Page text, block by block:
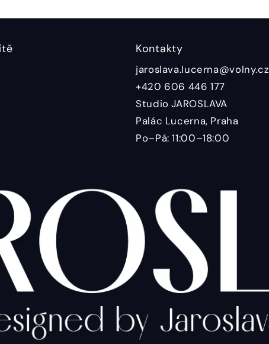
Kontakty
jaroslava.lucerna@volny.cz
+420 606 446 177
Studio JAROSLAVA
Palác Lucerna, Praha
Po–Pá: 11:00–18:00